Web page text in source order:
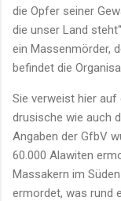
die Opfer seiner
die unser Land
ein Massenmörder,
befindet die
Sie verweist hier auf
drusische wie auch
Angaben der GfbV
60.000 Alawiten
Massakern im
ermordet, was rund